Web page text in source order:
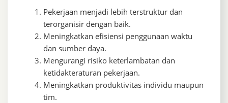
Pekerjaan menjadi lebih terstruktur dan
terorganisir dengan baik.
Meningkatkan efisiensi penggunaan waktu
dan sumber daya.
Mengurangi risiko keterlambatan dan
ketidakteraturan pekerjaan.
Meningkatkan produktivitas individu maupun
tim.